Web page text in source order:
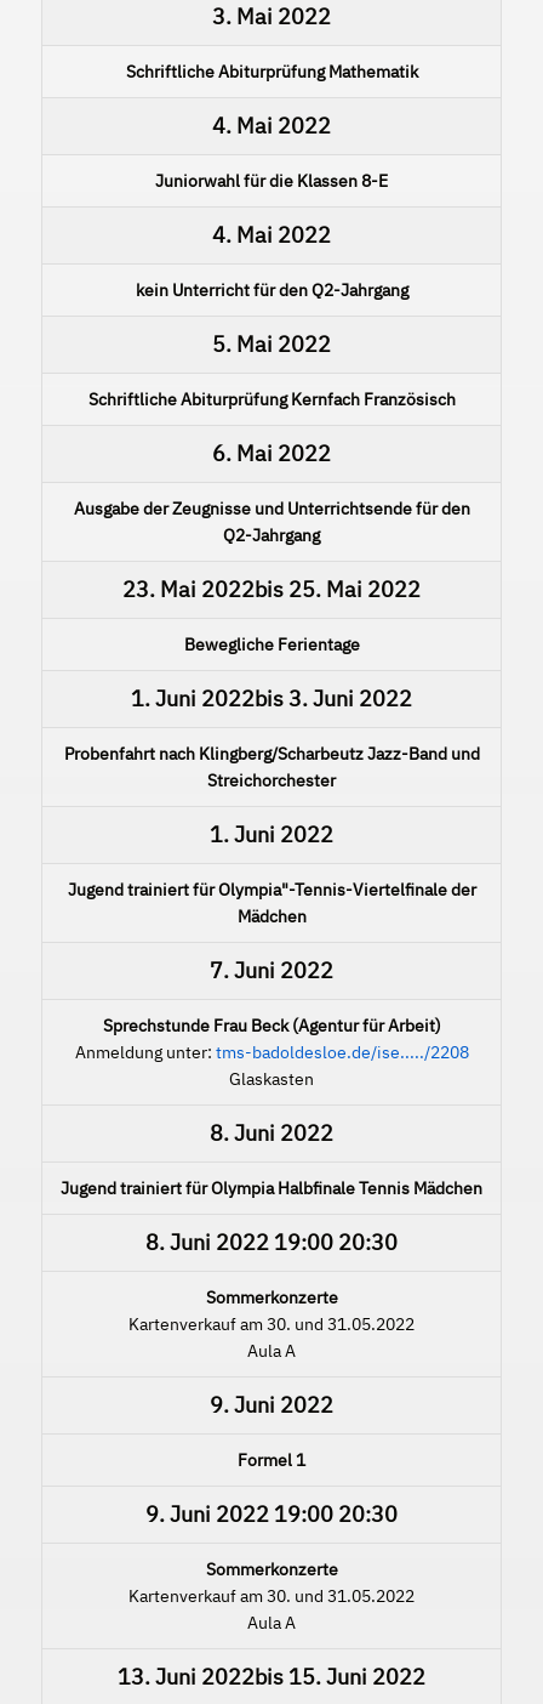
3. Mai 2022
Schriftliche Abiturprüfung Mathematik
4. Mai 2022
Juniorwahl für die Klassen 8-E
4. Mai 2022
kein Unterricht für den Q2-Jahrgang
5. Mai 2022
Schriftliche Abiturprüfung Kernfach Französisch
6. Mai 2022
Ausgabe der Zeugnisse und Unterrichtsende für den
Q2-Jahrgang
23. Mai 2022bis 25. Mai 2022
Bewegliche Ferientage
1. Juni 2022bis3. Juni 2022
Probenfahrt nach Klingberg/Scharbeutz Jazz-Band und
Streichorchester
1. Juni 2022
Jugend trainiert für Olympia"-Tennis-Viertelfinale der
Mädchen
7. Juni 2022
Sprechstunde Frau Beck (Agentur für Arbeit)
Anmeldung unter: tms-badoldesloe.de/ise...../2208
Glaskasten
8. Juni 2022
Jugend trainiert für Olympia Halbfinale Tennis Mädchen
8. Juni 2022 19:00 20:30
Sommerkonzerte
Kartenverkauf am 30. und 31.05.2022
Aula A
9. Juni 2022
Formel 1
9. Juni 2022 19:00 20:30
Sommerkonzerte
Kartenverkauf am 30. und 31.05.2022
Aula A
13. Juni 2022bis 15. Juni 2022